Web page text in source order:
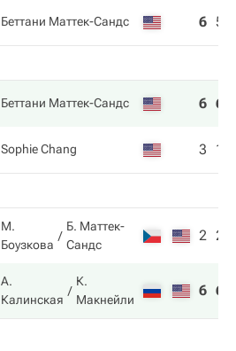
Беттани Маттек-Сандс 6 5
Беттани Маттек-Сандс 6 6
Sophie Chang 3 1
М.
Боузкова
Б. Маттек-
Сандс
2 2
А.
Калинская
К.
Макнейли
6 6